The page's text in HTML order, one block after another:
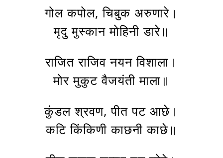
गोल कपोल, चिबुक अरुणारे।
मृदु मुस्कान मोहिनी डारे॥
राजित राजिव नयन विशाला।
मोर मुकुट वैजयंती माला॥
कुंडल श्रवण, पीत पट आछे।
कटि किंकिणी काछनी काछे॥